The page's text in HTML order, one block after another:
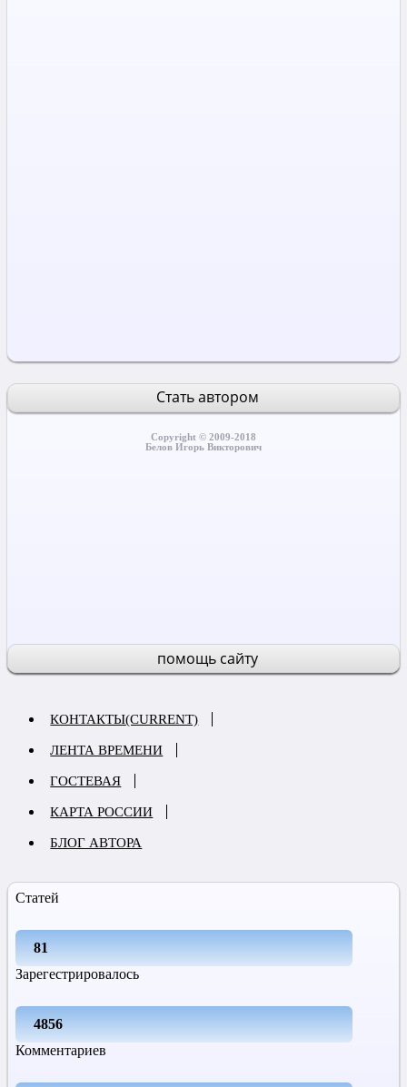
Стать автором
Copyright © 2009-2018
Белов Игорь Викторович
помощь сайту
КОНТАКТЫ(CURRENT)
ЛЕНТА ВРЕМЕНИ
ГОСТЕВАЯ
КАРТА РОССИИ
БЛОГ АВТОРА
Статей
81
Зарегестрировалось
4856
Комментариев